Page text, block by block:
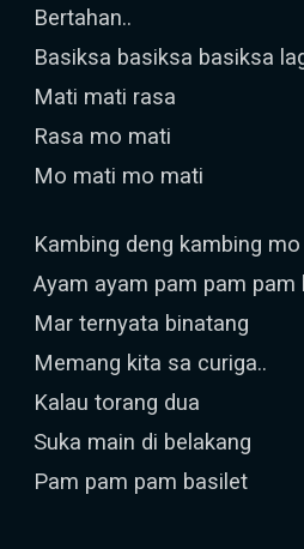
Bertahan..
Basiksa basiksa basiksa
Mati mati rasa
Rasa mo mati
Mo mati mo mati
Kambing deng kambing
Ayam ayam pam pam pam
Mar ternyata binatang
Memang kita sa curiga..
Kalau torang dua
Suka main di belakang
Pam pam pam basilet